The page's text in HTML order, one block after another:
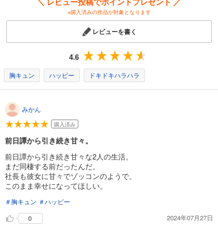
※購入済みの作品が対象となります
レビューを書く
4.6
胸キュン ハッピー ドキドキハラハラ
みかん
購入済み
前日譚から引き続き甘々。
前日譚から引き続き甘々な2人の生活。
まだ同棲する前だったんだ。
社長も彼女に甘々でゾッコンのようで。
このまま幸せになってほしい。
＃胸キュン ＃ハッピー
0
2024年07月27日